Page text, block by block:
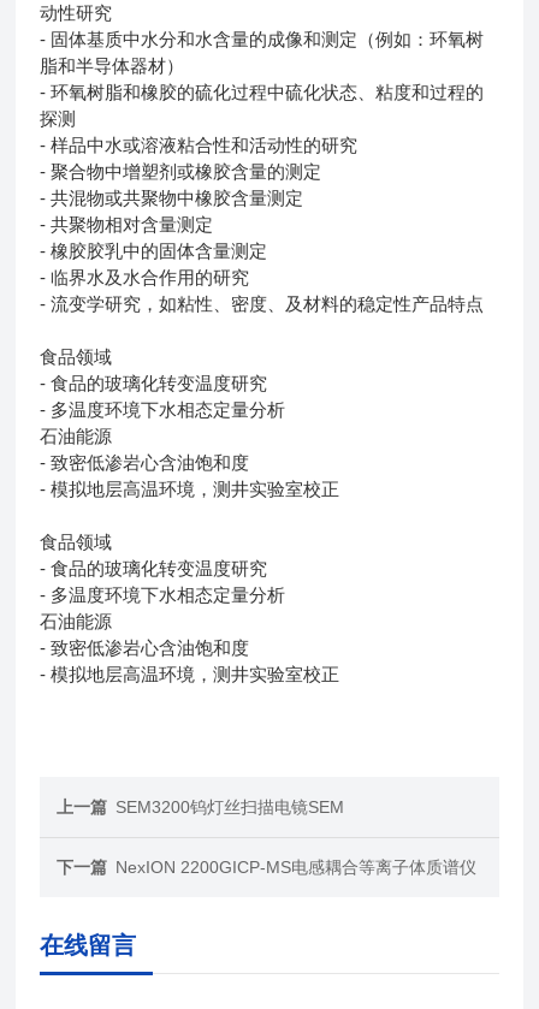
动性研究
- 固体基质中水分和水含量的成像和测定（例如：环氧树
脂和半导体器材）
- 环氧树脂和橡胶的硫化过程中硫化状态、粘度和过程的
探测
- 样品中水或溶液粘合性和活动性的研究
- 聚合物中增塑剂或橡胶含量的测定
- 共混物或共聚物中橡胶含量测定
- 共聚物相对含量测定
- 橡胶胶乳中的固体含量测定
- 临界水及水合作用的研究
- 流变学研究，如粘性、密度、及材料的稳定性产品特点
食品领域
- 食品的玻璃化转变温度研究
- 多温度环境下水相态定量分析
石油能源
- 致密低渗岩心含油饱和度
- 模拟地层高温环境，测井实验室校正
食品领域
- 食品的玻璃化转变温度研究
- 多温度环境下水相态定量分析
石油能源
- 致密低渗岩心含油饱和度
- 模拟地层高温环境，测井实验室校正
上一篇 SEM3200钨灯丝扫描电镜SEM
下一篇 NexION 2200GICP-MS电感耦合等离子体质谱仪
在线留言